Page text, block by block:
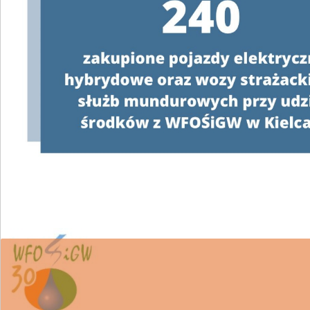
W związku z realizacją Programu„Czyste
wsparcie w uzyskaniu dofinansowania i